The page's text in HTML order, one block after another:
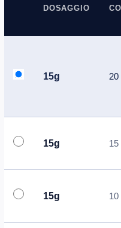
DOSAGGIO
15g 20
15g 15
15g 10